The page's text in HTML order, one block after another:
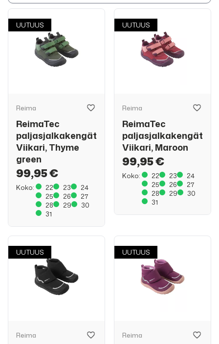
UUTUUS
Reima
ReimaTec
paljasjalkakengät
Viikari, Thyme
green
99,95 €
Koko: 22 23
24
25
26
27
28
29
30
31
UUTUUS
Reima
ReimaTec
paljasjalkakengät
Viikari, Maroon
99,95 €
Koko: 22 23
24
25
26
27
28
29
30
31
UUTUUS
Reima
UUTUUS
Reima